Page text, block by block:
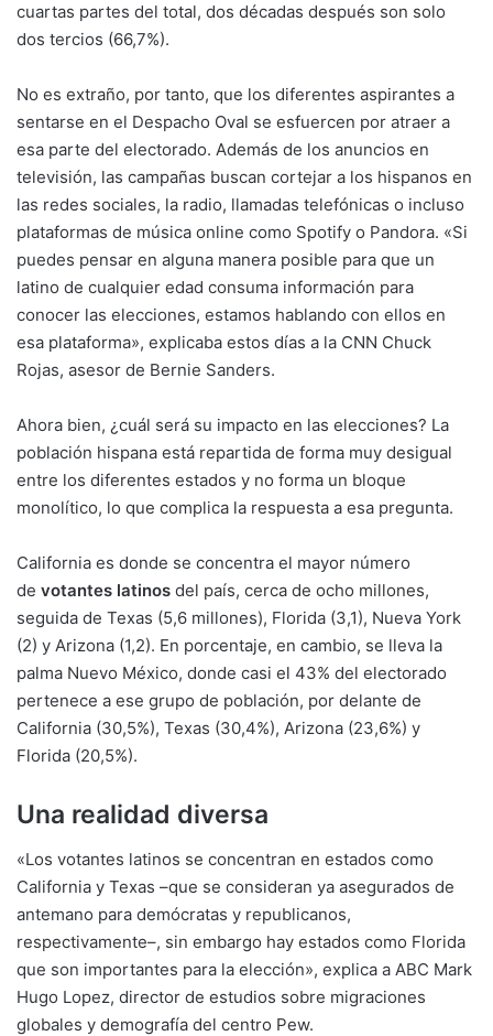
cuartas partes del total, dos décadas después son solo
dos tercios (66,7%).
No es extraño, por tanto, que los diferentes aspirantes a
sentarse en el Despacho Oval se esfuercen por atraer a
esa parte del electorado. Además de los anuncios en
televisión, las campañas buscan cortejar a los hispanos en
las redes sociales, la radio, llamadas telefónicas o incluso
plataformas de música online como Spotify o Pandora. «Si
puedes pensar en alguna manera posible para que un
latino de cualquier edad consuma información para
conocer las elecciones, estamos hablando con ellos en
esa plataforma», explicaba estos días a la CNN Chuck
Rojas, asesor de Bernie Sanders.
Ahora bien, ¿cuál será su impacto en las elecciones? La
población hispana está repartida de forma muy desigual
entre los diferentes estados y no forma un bloque
monolítico, lo que complica la respuesta a esa pregunta.
California es donde se concentra el mayor número
de votantes latinos del país, cerca de ocho millones,
seguida de Texas (5,6 millones), Florida (3,1), Nueva York
(2) y Arizona (1,2). En porcentaje, en cambio, se lleva la
palma Nuevo México, donde casi el 43% del electorado
pertenece a ese grupo de población, por delante de
California (30,5%), Texas (30,4%), Arizona (23,6%) y
Florida (20,5%).
Una realidad diversa
«Los votantes latinos se concentran en estados como
California y Texas –que se consideran ya asegurados de
antemano para demócratas y republicanos,
respectivamente–, sin embargo hay estados como Florida
que son importantes para la elección», explica a ABC Mark
Hugo Lopez, director de estudios sobre migraciones
globales y demografía del centro Pew.